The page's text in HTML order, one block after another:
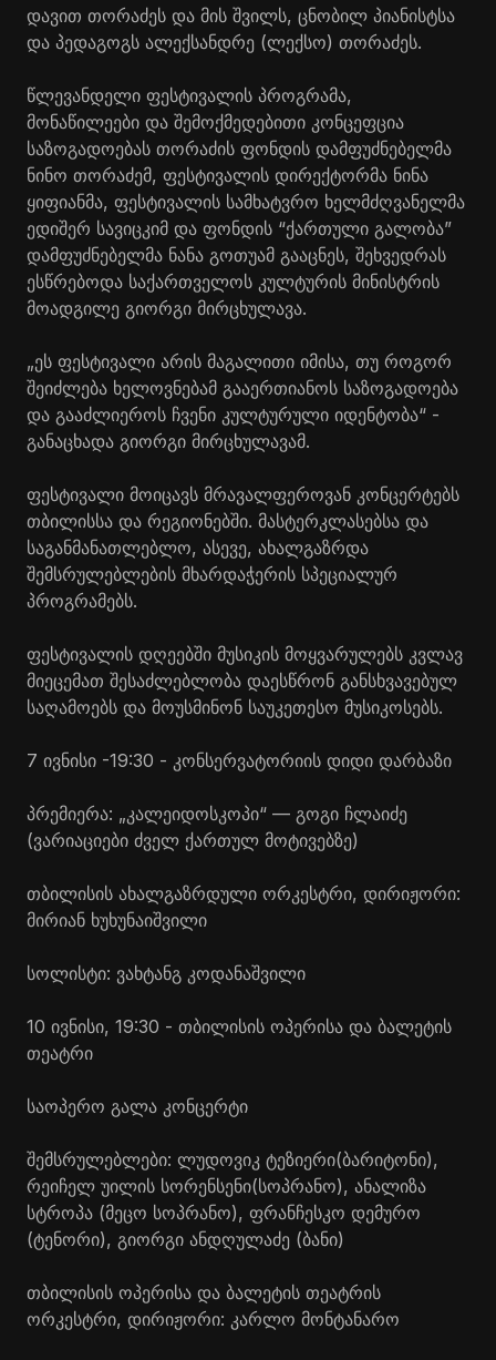
დავით თორაძეს და მის შვილს, ცნობილ პიანისტსა
და პედაგოგს ალექსანდრე (ლექსო) თორაძეს.
წლევანდელი ფესტივალის პროგრამა,
მონაწილეები და შემოქმედებითი კონცეფცია
საზოგადოებას თორაძის ფონდის დამფუძნებელმა
ნინო თორაძემ, ფესტივალის დირექტორმა ნინა
ყიფიანმა, ფესტივალის სამხატვრო ხელმძღვანელმა
ედიშერ სავიცკიმ და ფონდის “ქართული გალობა”
დამფუძნებელმა ნანა გოთუამ გააცნეს, შეხვედრას
ესწრებოდა საქართველოს კულტურის მინისტრის
მოადგილე გიორგი მირცხულავა.
„ეს ფესტივალი არის მაგალითი იმისა, თუ როგორ
შეიძლება ხელოვნებამ გააერთიანოს საზოგადოება
და გააძლიეროს ჩვენი კულტურული იდენტობა“ -
განაცხადა გიორგი მირცხულავამ.
ფესტივალი მოიცავს მრავალფეროვან კონცერტებს
თბილისსა და რეგიონებში. მასტერკლასებსა და
საგანმანათლებლო, ასევე, ახალგაზრდა
შემსრულებლების მხარდაჭერის სპეციალურ
პროგრამებს.
ფესტივალის დღეებში მუსიკის მოყვარულებს კვლავ
მიეცემათ შესაძლებლობა დაესწრონ განსხვავებულ
საღამოებს და მოუსმინონ საუკეთესო მუსიკოსებს.
7 ივნისი -19:30 - კონსერვატორიის დიდი დარბაზი
პრემიერა: „კალეიდოსკოპი“ — გოგი ჩლაიძე
(ვარიაციები ძველ ქართულ მოტივებზე)
თბილისის ახალგაზრდული ორკესტრი, დირიჟორი:
მირიან ხუხუნაიშვილი
სოლისტი: ვახტანგ კოდანაშვილი
10 ივნისი, 19:30 - თბილისის ოპერისა და ბალეტის
თეატრი
საოპერო გალა კონცერტი
შემსრულებლები: ლუდოვიკ ტეზიერი(ბარიტონი),
რეიჩელ უილის სორენსენი(სოპრანო), ანალიზა
სტროპა (მეცო სოპრანო), ფრანჩესკო დემურო
(ტენორი), გიორგი ანდღულაძე (ბანი)
თბილისის ოპერისა და ბალეტის თეატრის
ორკესტრი, დირიჟორი: კარლო მონტანარო